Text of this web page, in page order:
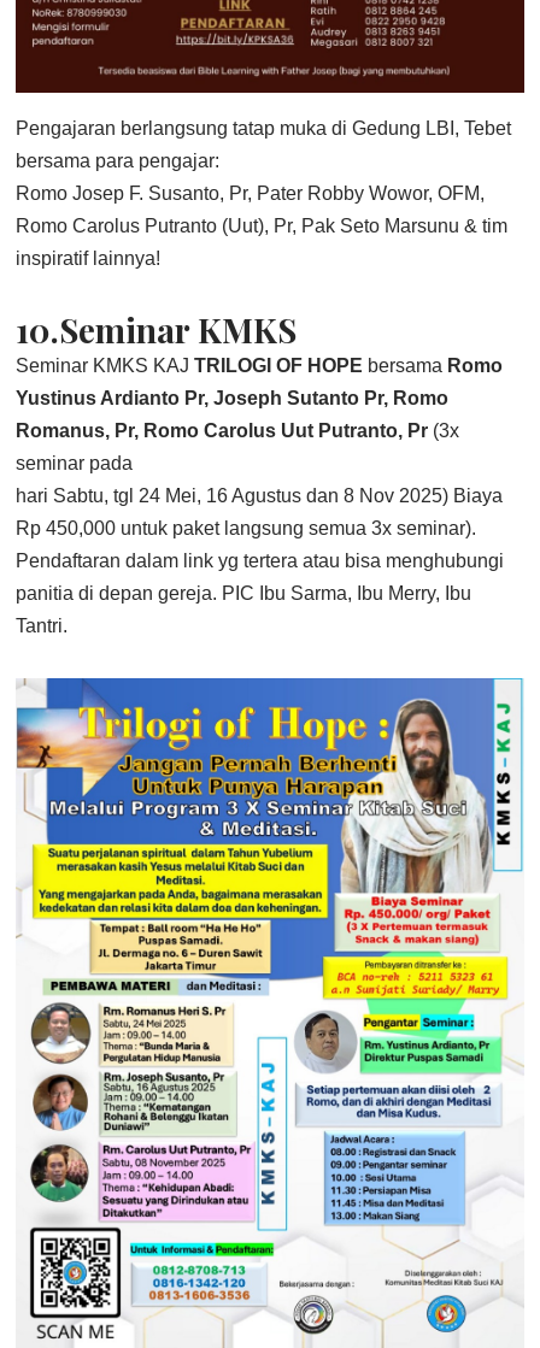
Pengajaran berlangsung tatap muka di Gedung LBI, Tebet
bersama para pengajar:
Romo Josep F. Susanto, Pr, Pater Robby Wowor, OFM,
Romo Carolus Putranto (Uut), Pr, Pak Seto Marsunu & tim
inspiratif lainnya!
10.Seminar KMKS
Seminar KMKS KAJTRILOGI OF HOPE bersama Romo
Yustinus Ardianto Pr, Joseph Sutanto Pr, Romo
Romanus, Pr, Romo Carolus Uut Putranto, Pr (3x
seminar pada
hari Sabtu, tgl 24 Mei, 16 Agustus dan 8 Nov 2025) Biaya
Rp 450,000 untuk paket langsung semua 3x seminar).
Pendaftaran dalam link yg tertera atau bisa menghubungi
panitia di depan gereja. PIC Ibu Sarma, Ibu Merry, Ibu
Tantri.